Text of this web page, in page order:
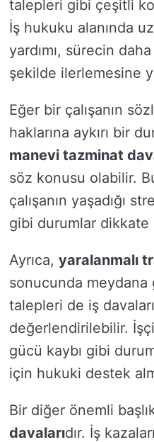
talepleri gibi çeşitli
İş hukuku alanında
yardımı, sürecin
şekilde ilerlemesine
Eğer bir çalışanın
haklarına aykırı bir
manevi tazminat
söz konusu olabilir.
çalışanın yaşadığı
gibi durumlar dikkate
Ayrıca, yaralanmalı
sonucunda
talepleri de iş
değerlendirilebilir.
gücü kaybı gibi
için hukuki destek
Bir diğer önemli
davalarıdır. İş